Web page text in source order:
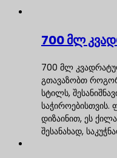
700 მლ
700 მლ
გთავაზობთ
სტილს,
დიზაინით, ეს
შესანახად,